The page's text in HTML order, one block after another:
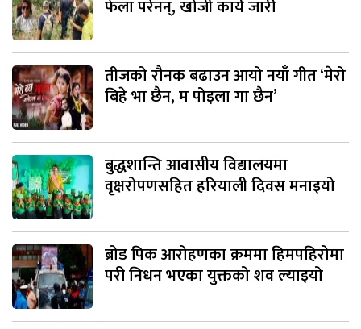
फेला परेनन्, खोजी कार्य जारी
तीजको रौनक बढाउन आयो नयाँ गीत ‘मेरो
बिहे भा छैन, म पोइला गा छैन’
बुद्धशान्ति आवासीय विद्यालयमा
वृक्षरोपणसहित हरियाली दिवस मनाइयो
ब्रोड पिक आरोहणका क्रममा हिमपहिरोमा
परी निधन भएका युक्तको शव ल्याइयो